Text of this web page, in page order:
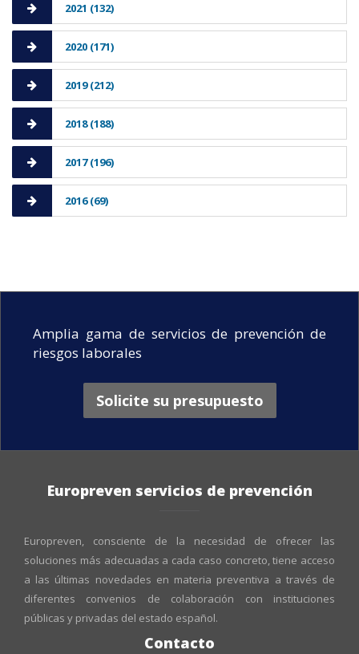
2021 (132)
2020 (171)
2019 (212)
2018 (188)
2017 (196)
2016 (69)
Amplia gama de servicios de prevención de
riesgos laborales
Solicite su presupuesto
Europreven servicios de prevención
Europreven, consciente de la necesidad de ofrecer las
soluciones más adecuadas a cada caso concreto, tiene acceso
a las últimas novedades en materia preventiva a través de
diferentes convenios de colaboración con instituciones
públicas y privadas del estado español.
Contacto